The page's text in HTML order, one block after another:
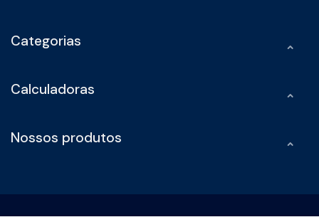
Categorias
Calculadoras
Nossos produtos